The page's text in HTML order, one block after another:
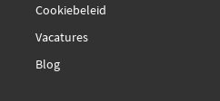
Cookiebeleid
Vacatures
Blog